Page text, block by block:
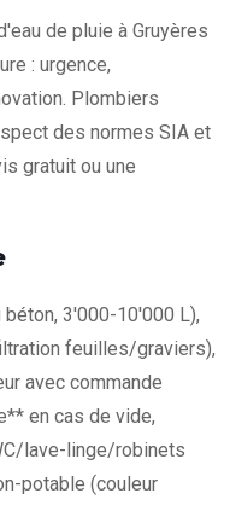
de pluie à Gruyères
: urgence,
Plombiers
des normes SIA et
gratuit ou une
3'000-10'000 L),
feuilles/graviers),
avec commande
en cas de vide,
lave-linge/robinets
potable (couleur